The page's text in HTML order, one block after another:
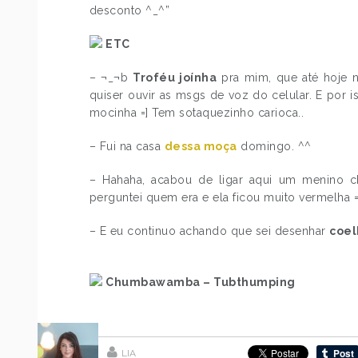
desconto ^_^”
ETC
– ¬_¬b Troféu joínha pra mim, que até hoje
quiser ouvir as msgs de voz do celular. E por
mocinha =] Tem sotaquezinho carioca..
– Fui na casa dessa moça domingo. ^^
– Hahaha, acabou de ligar aqui um menino
perguntei quem era e ela ficou muito vermelha
– E eu continuo achando que sei desenhar
Chumbawamba – Tubthumping
LIA